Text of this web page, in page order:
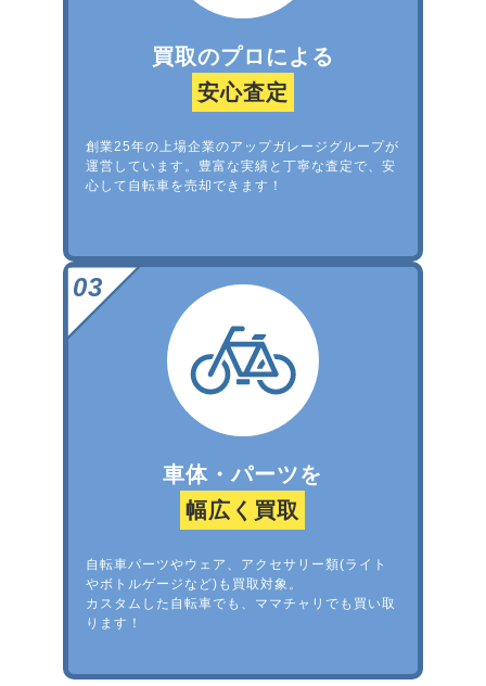
買取のプロによる
安心査定
創業25年の上場企業のアップガレージグループが
運営しています。豊富な実績と丁寧な査定で、安
心して自転車を売却できます！
車体・パーツを
幅広く買取
自転車パーツやウェア、アクセサリー類(ライト
やボトルゲージなど)も買取対象。
カスタムした自転車でも、ママチャリでも買い取
ります！